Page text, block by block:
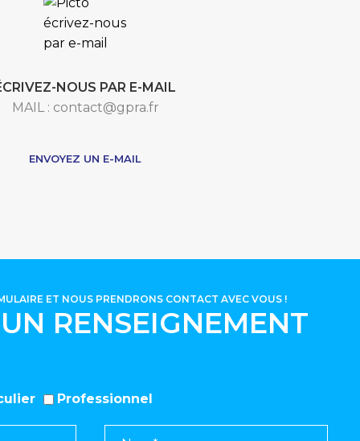
NOUS PAR E-MAIL
MAIL : contact@gpra.fr
ENVOYEZ UN E-MAIL
RENSEIGNEMENT
ET NOUS PRENDRONS CONTACT AVEC VOUS !
Professionnel